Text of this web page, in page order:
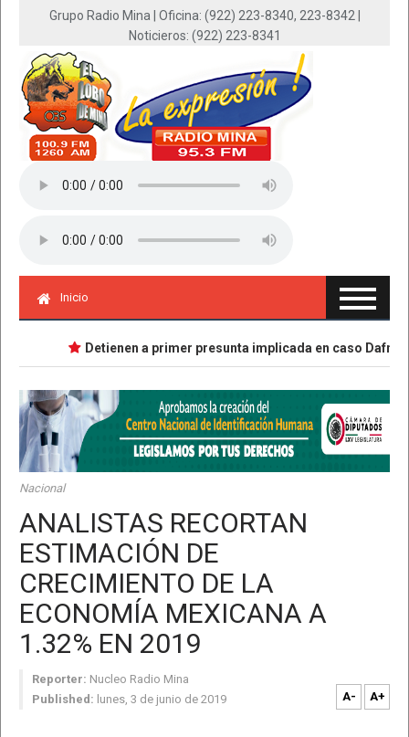
Grupo Radio Mina | Oficina: (922) 223-8340, 223-8342 |
Noticieros: (922) 223-8341
Inicio
Detienen a primer presunta implicada en caso Dafne;
Nacional
ANALISTAS RECORTAN
ESTIMACIÓN DE
CRECIMIENTO DE LA
ECONOMÍA MEXICANA A
1.32% EN 2019
Reporter: Nucleo Radio Mina
Published: lunes, 3 de junio de 2019 A- A+